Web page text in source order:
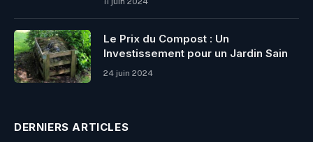
Le Prix du Compost : Un
Investissement pour un Jardin Sain
24 juin 2024
DERNIERS ARTICLES